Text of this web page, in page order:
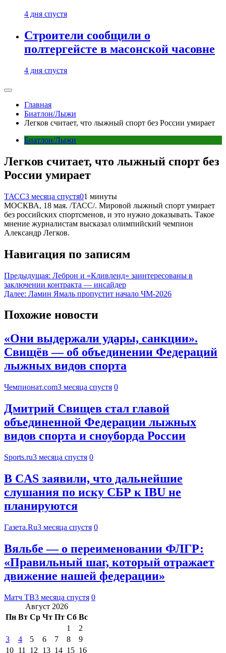
4 дня спустя
Строители сообщили о
полтергейсте в масонской часовне
4 дня спустя
Главная
Биатлон/Лыжи
Легков считает, что лыжный спорт без России умирает
Биатлон/Лыжи
Легков считает, что лыжный спорт без
России умирает
ТАСС3 месяца спустя01 минуты
МОСКВА, 18 мая. /ТАСС/. Мировой лыжный спорт умирает
без российских спортсменов, и это нужно доказывать. Такое
мнение журналистам высказал олимпийский чемпион
Александр Легков.
Навигация по записям
Предыдущая: Леброн и «Кливленд» заинтересованы в
заключении контракта — инсайдер
Далее: Ламин Ямаль пропустит начало ЧМ-2026
Похожие новости
«Они выдержали удары, санкции».
Свищёв — об объединении Федераций
лыжных видов спорта
Чемпионат.com3 месяца спустя 0
Дмитрий Свищев стал главой
объединенной Федерации лыжных
видов спорта и сноуборда России
Sports.ru3 месяца спустя 0
В CAS заявили, что дальнейшие
слушания по иску СБР к IBU не
планируются
Газета.Ru3 месяца спустя 0
Вяльбе — о переименовании ФЛГР:
«Правильный шаг, который отражает
движение нашей федерации»
Матч ТВ3 месяца спустя 0
Август 2026
Пн Вт Ср Чт Пт Сб Вс
1
2
3
4 5 6 7 8
9
10 11 12 13 14 15 16